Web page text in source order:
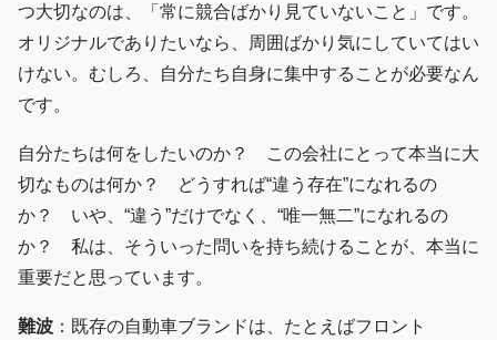
つ大切なのは、「常に競合ばかり見ていないこと」です。
オリジナルでありたいなら、周囲ばかり気にしていてはい
けない。むしろ、自分たち自身に集中することが必要なん
です。
自分たちは何をしたいのか？ この会社にとって本当に大
切なものは何か？ どうすれば“違う存在”になれるの
か？ いや、“違う”だけでなく、“唯一無二”になれるの
か？ 私は、そういった問いを持ち続けることが、本当に
重要だと思っています。
難波 ：既存の自動車ブランドは、たとえばフロント